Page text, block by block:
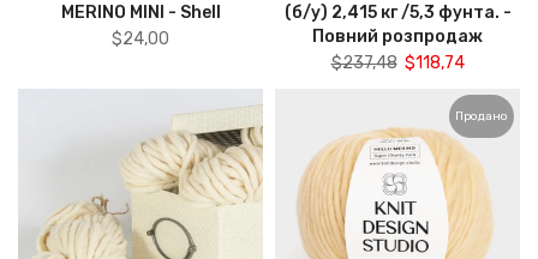
MERINO MINI - Shell
$24,00
(б/у) 2,415 кг /5,3 фунта. -
Повний розпродаж
$237,48 $118,74
Продано